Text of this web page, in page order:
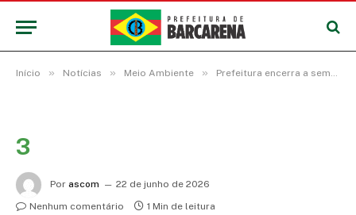
Início » Notícias » Meio Ambiente » Prefeitura encerra a semana do Meio Ambiente de Barcarena com palestras sobre Educação Ambiental e Sustentabilidade
3
Por ascom
22 de junho de 2026
Nenhum comentário
1 Min de leitura